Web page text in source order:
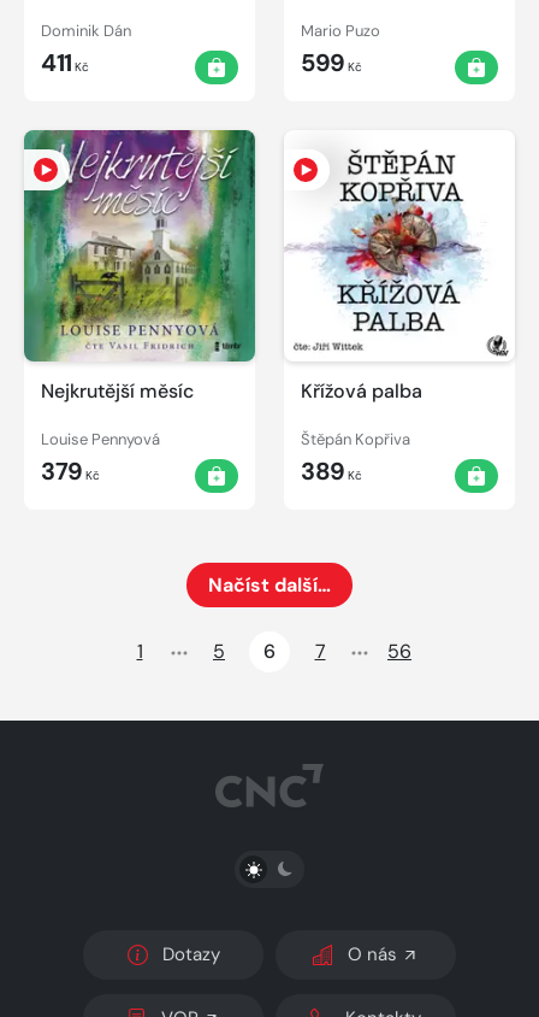
Dominik Dán
411 Kč
Mario Puzo
599 Kč
Nejkrutější měsíc
Louise Pennyová
379 Kč
Křížová palba
Štěpán Kopřiva
389 Kč
Načíst další…
1
5 6 7 56
PŘEPNOUT SVĚTLÝ/TMAVÝ REŽIM
Dotazy O nás